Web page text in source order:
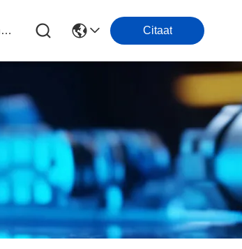
Neem Contact Met Ons Op Citaat